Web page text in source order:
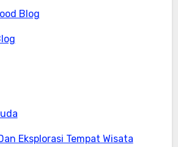
Blog
Eksplorasi Tempat Wisata